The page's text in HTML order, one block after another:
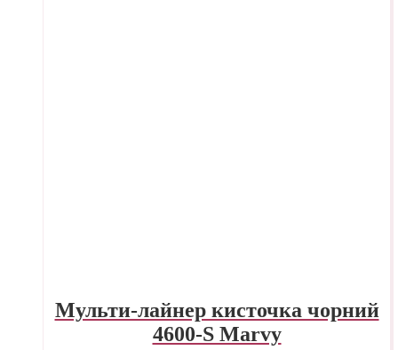
Мульти-лайнер кисточка чорний
4600-S Marvy